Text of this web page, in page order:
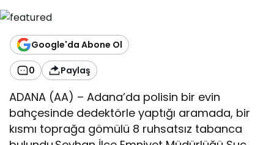
Google'da Abone Ol
0 Paylaş
ADANA (AA) – Adana’da polisin bir evin
bahçesinde dedektörle yaptığı aramada, bir
kısmı toprağa gömülü 8 ruhsatsız tabanca